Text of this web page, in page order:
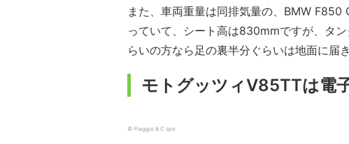
また、車両重量は同排気量の、BMW
っていて、シート高は830mmですが、タ
らいの方なら足の裏半分ぐらいは地面に届き
モトグッツィV85TTは電
© Piaggio & C spa